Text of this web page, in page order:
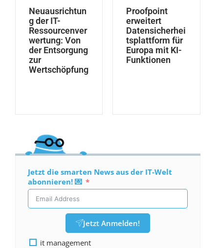
Neuausrichtun
g der IT-
Ressourcenver
wertung: Von
der Entsorgung
zur
Wertschöpfung
Proofpoint
erweitert
Datensicherhei
tsplattform für
Europa mit KI-
Funktionen
Jetzt die smarten News aus der IT-Welt
abonnieren! 💌
Jetzt Anmelden!
it management